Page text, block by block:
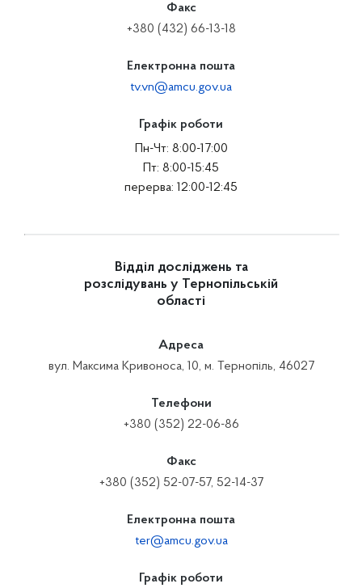
Факс
+380 (432) 66-13-18
Електронна пошта
tv.vn@amcu.gov.ua
Графік роботи
Пн-Чт: 8:00-17:00
Пт: 8:00-15:45
перерва: 12:00-12:45
Відділ досліджень та
розслідувань у Тернопільській
області
Адреса
вул. Максима Кривоноса, 10, м. Тернопіль, 46027
Телефони
+380 (352) 22-06-86
Факс
+380 (352) 52-07-57, 52-14-37
Електронна пошта
ter@amcu.gov.ua
Графік роботи